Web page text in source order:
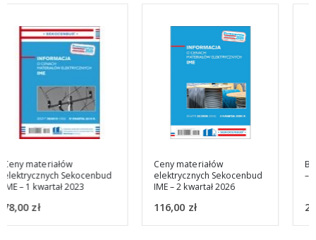
Ceny materiałów
elektrycznych Sekocenbud
IME – 2 kwartał 2026
116,00
Baza cen e-bistyp Complex
– dostęp roczny
2.760,12